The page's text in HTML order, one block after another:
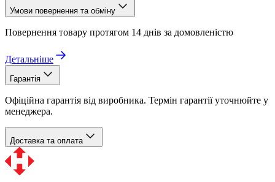
Умови повернення та обміну
Повернення товару протягом 14 днів за домовленістю
Детальніше
Гарантія
Офіційна гарантія від виробника. Термін гарантії уточнюйте у
менеджера.
Доставка та оплата